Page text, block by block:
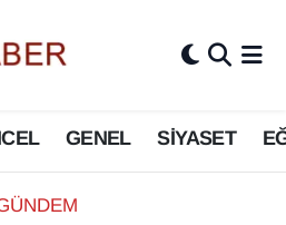
GENEL SİYASET